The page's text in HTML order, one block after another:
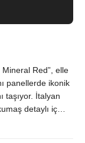
Red”, elle
panellerde ikonik
taşıyor. İtalyan
detaylı iç